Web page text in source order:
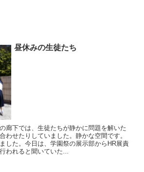
昼休みの生徒たち
廊下では、生徒たちが静かに問題を解いた
わせたりしていました。静かな空間です。
した。今日は、学園祭の展示部からHR展責
われると聞いていた...